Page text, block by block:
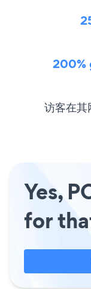
200%
访客在其
Yes,
for